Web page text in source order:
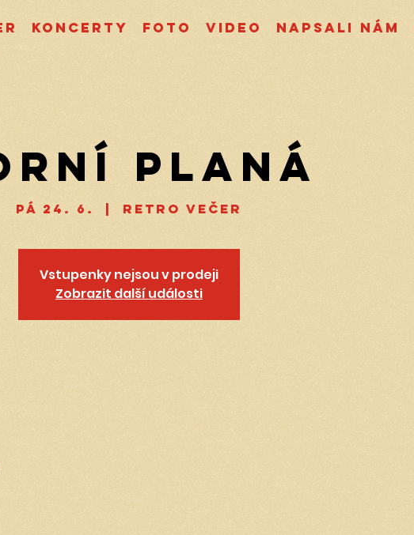
Koncerty Foto Video Napsali nám
Planá
pá 24. 6.
  |
Retro večer
Vstupenky nejsou v prodeji
Zobrazit další události